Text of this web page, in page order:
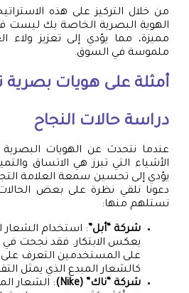
من خلال التركيز على هذه
الهوية البصرية الخاصة بك ليست
مميزة، مما يؤدي إلى تعزيز ولاء
ملموسة في السوق.
أمثلة على هويات بصرية
دراسة حالات النجاح
عندما نتحدث عن الهويات البصرية
الأشياء التي تبرز هي الاتساق
يؤدي إلى تحسين سمعة العلامة
دعونا نلقي نظرة على بعض
نستلهم منها:
شركة “أبل”: استخدام الشعار
يعكس الابتكار. فقد نجحت
على المستخدمين التعرف على
كالشعار المبدع الذي يمثل
شركة “ناك” (Nike)